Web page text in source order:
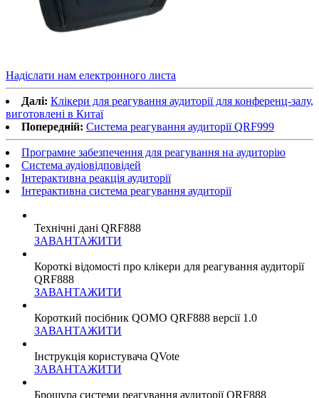
Надіслати нам електронного листа
Далі: Клікери для реагування аудиторії для конференц-залу,
виготовлені в Китаї
Попередній: Система реагування аудиторії QRF999
Програмне забезпечення для реагування на аудиторію
Система аудіовідповідей
Інтерактивна реакція аудиторії
Інтерактивна система реагування аудиторії
Технічні дані QRF888
ЗАВАНТАЖИТИ
Короткі відомості про клікери для реагування аудиторії
QRF888
ЗАВАНТАЖИТИ
Короткий посібник QOMO QRF888 версії 1.0
ЗАВАНТАЖИТИ
Інструкція користувача QVote
ЗАВАНТАЖИТИ
Брошура системи реагування аудиторії QRF888